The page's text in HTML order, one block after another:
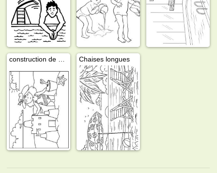
Chaises longues